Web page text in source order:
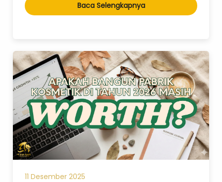
Baca Selengkapnya
11 Desember 2025